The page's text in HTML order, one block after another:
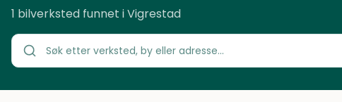
1 bilverksted funnet i Vigrestad